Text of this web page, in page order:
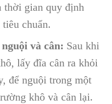
thời gian quy định
chuẩn.
và cân: Sau khi
lấy đĩa cân ra khỏi
để nguội trong một
khô và cân lại.